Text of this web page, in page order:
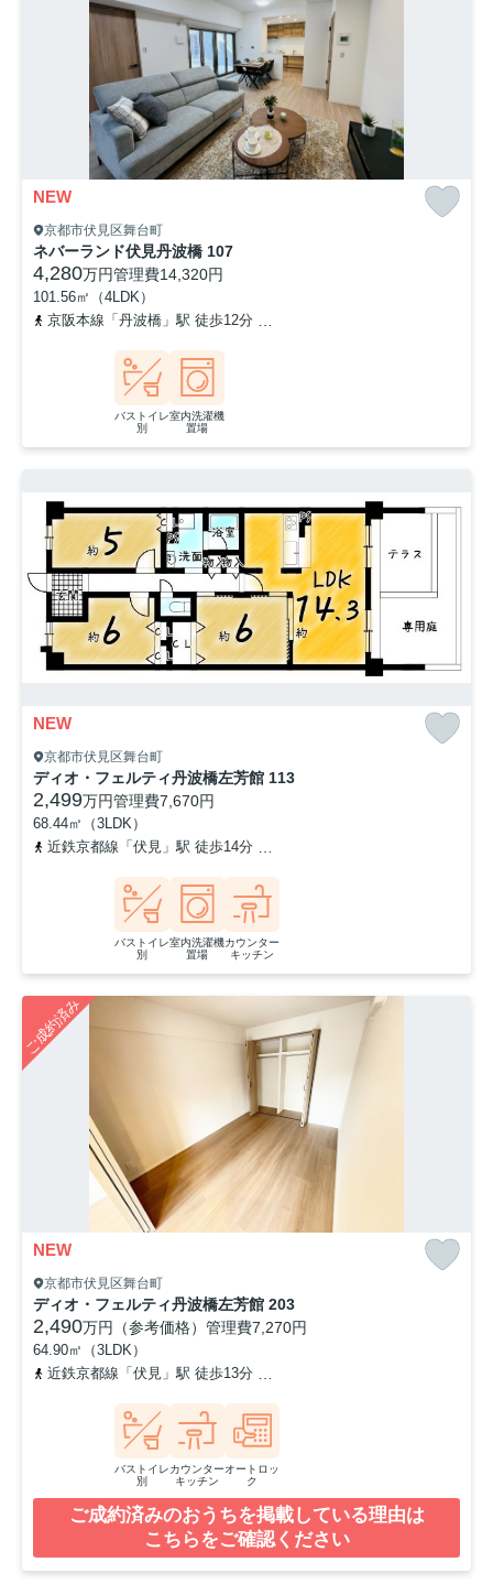
NEW
京都市伏見区舞台町
ネバーランド伏見丹波橋 107
4,280万円管理費14,320円
101.56㎡（4LDK）
京阪本線「丹波橋」駅 徒歩12分
バストイレ
別
室内洗濯機
置場
NEW
京都市伏見区舞台町
ディオ・フェルティ丹波橋左芳館 113
2,499万円管理費7,670円
68.44㎡（3LDK）
近鉄京都線「伏見」駅 徒歩14分
バストイレ
別
室内洗濯機
置場
カウンター
キッチン
ご成約済み
NEW
京都市伏見区舞台町
ディオ・フェルティ丹波橋左芳館 203
2,490万円（参考価格） 管理費7,270円
64.90㎡（3LDK）
近鉄京都線「伏見」駅 徒歩13分
バストイレ
別
カウンター
キッチン
オートロッ
ク
ご成約済みのおうちを掲載している理由は
こちらをご確認ください